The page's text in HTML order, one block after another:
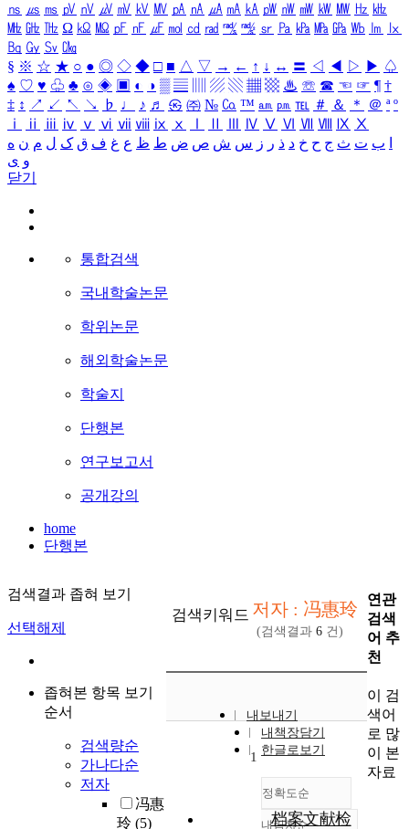
㎱ ㎲ ㎳ ㎴ ㎵ ㎶ ㎷ ㎸ ㎹ ㎀ ㎁ ㎂ ㎃ ㎄ ㎺ ㎻ ㎽ ㎾ ㎿ ㎐ ㎑
㎒ ㎓ ㎔ Ω ㏀ ㏁ ㎊ ㎋ ㎌ ㏖ ㏅ ㎭ ㎮ ㎯ ㏛ ㎩ ㎪ ㎫ ㎬ ㏝ ㏐
㏓
㏃ ㏉ ㏜ ㏆
§ ※ ☆ ★ ○ ● ◎ ◇ ◆ □ ■ △ ▽ → ← ↑ ↓ ↔ 〓 ◁ ◀ ▷ ▶ ♤
♠ ♡ ♥ ♧ ♣ ⊙ ◈ ▣ ◐ ◑ ▒ ▤ ▨ ▧ ▦ ▩ ♨ ☏ ☎ ☜ ☞ ¶ †
‡ ↕ ↗ ↙ ↖ ↘ ♭ ♩ ♪ ♬ ㉿ ㈜ № ㏇ ™ ㏂ ㏘ ℡ ＃ ＆ ＊ ＠ ª º
ⅰ
ⅱ ⅲ ⅳ ⅴ ⅵ ⅶ ⅷ ⅸ ⅹ Ⅳ Ⅴ Ⅵ Ⅶ Ⅷ Ⅸ Ⅹ
ب ت ث ج ح خ د ذ ر ز س ش ص ض ط ظ ع غ ف ق ک ل م ن ه
و ی
닫기
통합검색
국내학술논문
학위논문
해외학술논문
학술지
단행본
연구보고서
공개강의
home
단행본
검색결과 좁혀 보기
선택해제
좁혀본 항목 보기
순서
검색량순
가나다순
저자
冯惠
玲 (5)
검색키워드 저자 : 冯惠玲
(검색결과 6 건)
내보내기
내책장담기
한글로보기
정확도순
내림차순
1
档案文献检
연관
검색
어 추
천
이 검
색어
로 많
이 본
자료